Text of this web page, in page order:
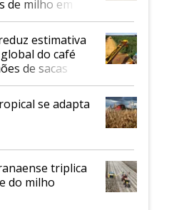
de milho em
estimativa
do café
de sacas
se adapta
triplica
do milho